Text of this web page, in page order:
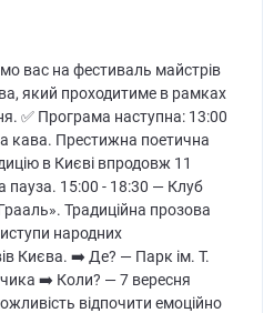
вас на фестиваль майстрів
який проходитиме в рамках
✅ Програма наступна: 13:00
кава. Престижна поетична
в Києві впродовж 11
пауза. 15:00 - 18:30 — Клуб
Традиційна прозова
народних
Києва. ➡️ Де? — Парк ім. Т.
➡️ Коли? — 7 вересня
відпочити емоційно